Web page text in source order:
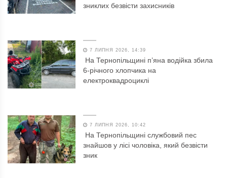
зниклих безвісти захисників
7 ЛИПНЯ 2026, 14:39
На Тернопільщині п’яна водійка збила
6-річного хлопчика на
електроквадроциклі
7 ЛИПНЯ 2026, 10:42
На Тернопільщині службовий пес
знайшов у лісі чоловіка, який безвісти
зник